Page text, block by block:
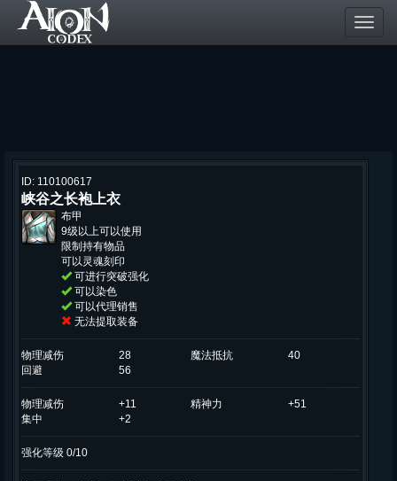
ID: 110100617
峡谷之长袍上衣
布甲
9级以上可以使用
限制持有物品
可以灵魂刻印
可进行突破强化
可以染色
可以代理销售
无法提取装备
物理减伤 28 魔法抵抗
40
回避
56
物理减伤 +11 精神力
+51
集中
+2
强化等级 0/10